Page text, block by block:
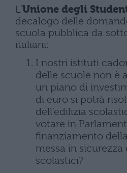
L’Unione degli
decalogo delle
scuola pubblica da
italiani:
I nostri istituti
delle scuole non è
un piano di
di euro si potrà
dell’edilizia
votare in
finanziamento
messa in
scolastici?